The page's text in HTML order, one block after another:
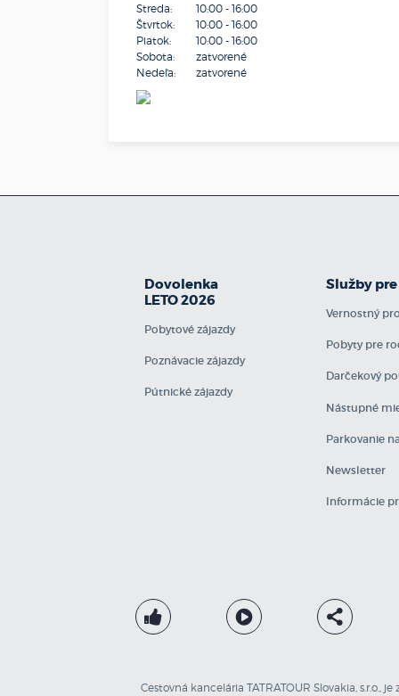
Streda:
10:00 - 16:00
Štvrtok:
10:00 - 16:00
Piatok:
10:00 - 16:00
Sobota:
zatvorené
Nedeľa:
zatvorené
Dovolenka
LETO 2026
Pobytové zájazdy
Poznávacie zájazdy
Pútnické zájazdy
Služby
Vernostný
Pobyty pre
Darčekový
Nástupné
Parkovanie
Newsletter
Informácie
Cestovná kancelária TATRATOUR Slovakia, s.r.o.,